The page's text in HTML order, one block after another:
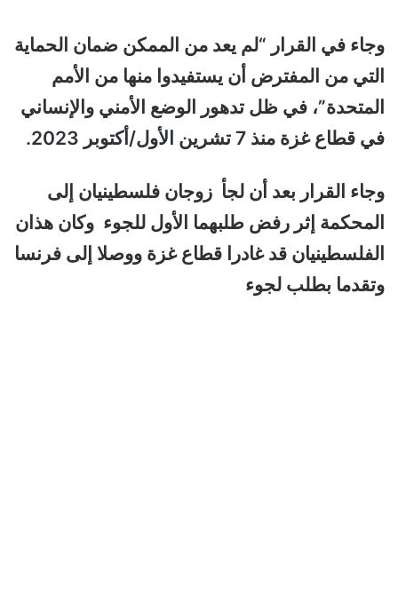
وجاء في القرار “لم يعد من الممكن ضمان الحماية
التي من المفترض أن يستفيدوا منها من الأمم
المتحدة”، في ظل تدهور الوضع الأمني ​​والإنساني
في قطاع غزة منذ 7 تشرين الأول/أكتوبر 2023.
وجاء القرار بعد أن لجأ زوجان فلسطينيان إلى
المحكمة إثر رفض طلبهما الأول للجوء وكان هذان
الفلسطينيان قد غادرا قطاع غزة ووصلا إلى فرنسا
وتقدما بطلب لجوء